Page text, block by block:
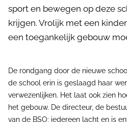
sport en bewegen op deze
krijgen. Vrolijk met een
een toegankelijk gebouw
De rondgang door de nieuwe
de school erin is geslaagd haar
verwezenlijken. Het laat ook zien
het gebouw. De directeur, de
van de BSO: iedereen lacht en is